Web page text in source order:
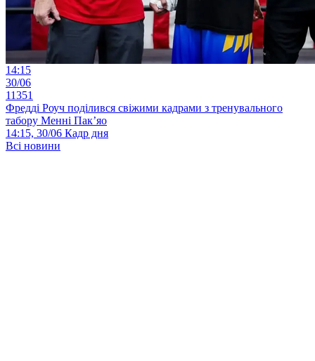
14:15
30/06
11351
Фредді Роуч поділився свіжими кадрами з тренувального
табору Менні Пак’яо
14:15, 30/06 Кадр дня
Всі новини